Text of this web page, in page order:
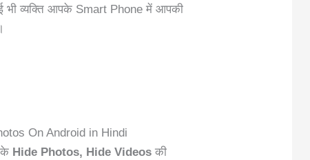
व्यक्ति आपके Smart Phone में आपकी
On Android in Hindi
के Hide Photos, Hide Videos की